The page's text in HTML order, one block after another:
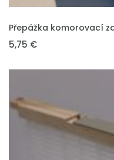
VLOŽIT DO KOŠÍKU
Přepážka komorovací
5,75 €